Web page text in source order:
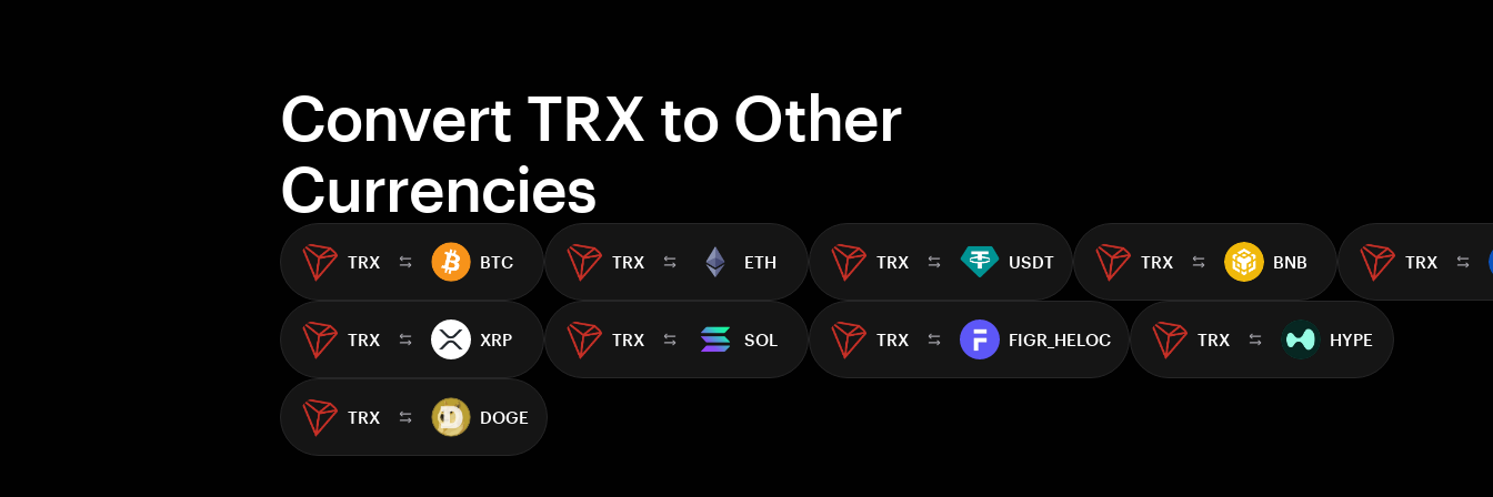
Convert TRX to Other
Currencies
TRX BTC TRX ETH TRX USDT TRX BNB TRX
TRX XRP TRX SOL TRX FIGR_HELOC TRX HYPE
TRX DOGE